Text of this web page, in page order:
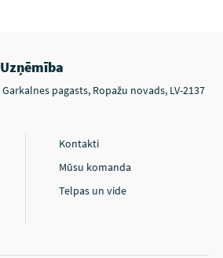
pagasts, Ropažu novads, LV-2137
Kontakti
Mūsu komanda
Telpas un vide